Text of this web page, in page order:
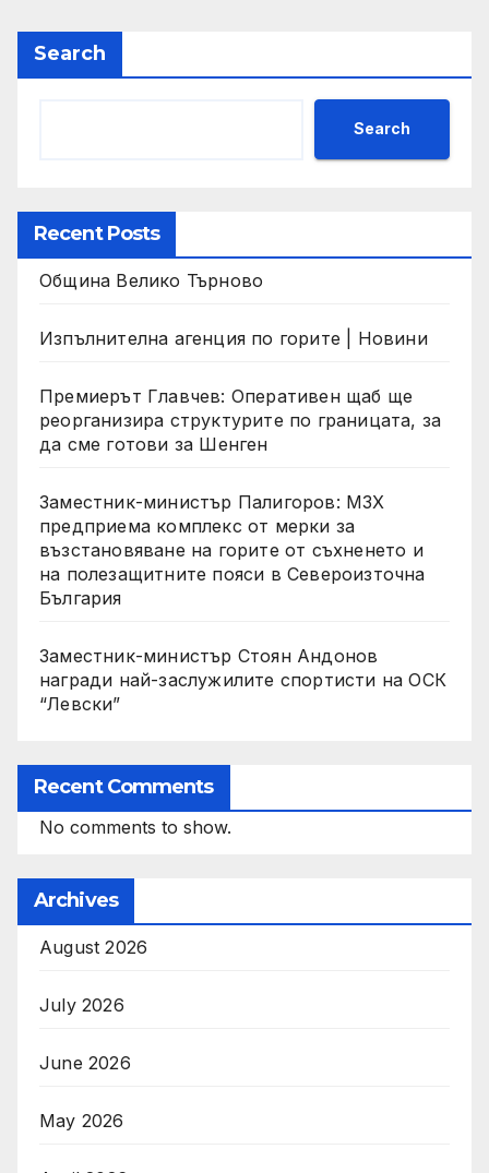
Search
Search
Recent Posts
Община Велико Търново
Изпълнителна агенция по горите | Новини
Премиерът Главчев: Оперативен щаб ще
реорганизира структурите по границата, за
да сме готови за Шенген
Заместник-министър Палигоров: МЗХ
предприема комплекс от мерки за
възстановяване на горите от съхненето и
на полезащитните пояси в Североизточна
България
Заместник-министър Стоян Андонов
награди най-заслужилите спортисти на ОСК
“Левски”
Recent Comments
No comments to show.
Archives
August 2026
July 2026
June 2026
May 2026